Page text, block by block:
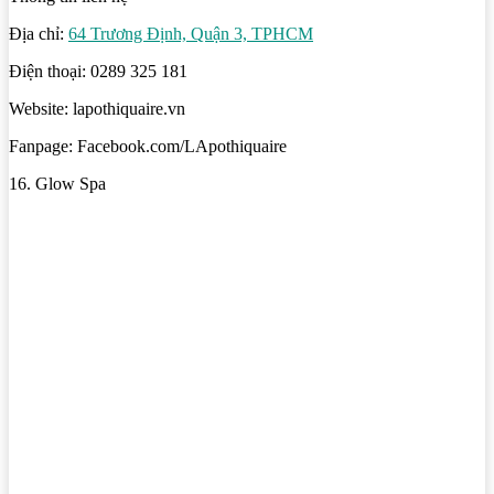
Địa chỉ: 64 Trương Định, Quận 3, TPHCM
Điện thoại: 0289 325 181
Website: lapothiquaire.vn
Fanpage: Facebook.com/LApothiquaire
16. Glow Spa